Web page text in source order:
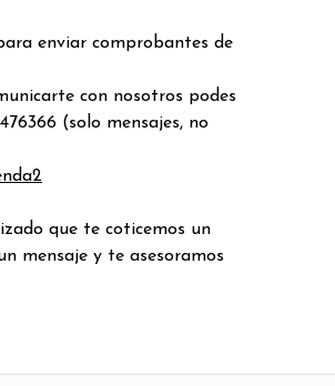
enviar comprobantes de
con nosotros podes
(solo mensajes, no
que te coticemos un
mensaje y te asesoramos